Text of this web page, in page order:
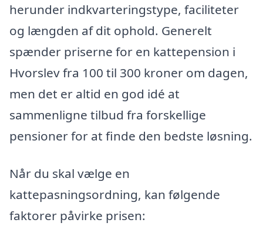
herunder indkvarteringstype, faciliteter
og længden af dit ophold. Generelt
spænder priserne for en kattepension i
Hvorslev fra 100 til 300 kroner om dagen,
men det er altid en god idé at
sammenligne tilbud fra forskellige
pensioner for at finde den bedste løsning.
Når du skal vælge en
kattepasningsordning, kan følgende
faktorer påvirke prisen: